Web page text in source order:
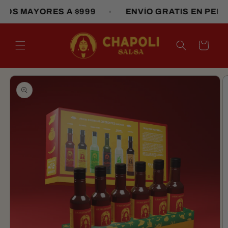
directamente
A $999 ENVÍO GRATIS EN PEDIDOS
Carrito
directamente
información